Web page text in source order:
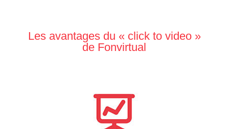
Les avantages du « click to video »
de Fonvirtual